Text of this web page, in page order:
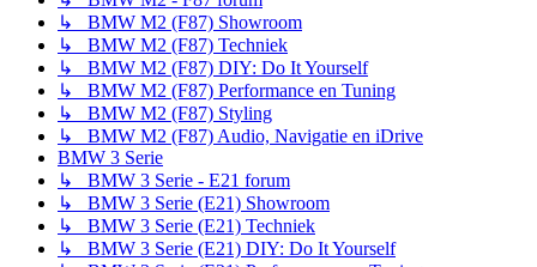
↳ BMW M2 (F87) Showroom
↳ BMW M2 (F87) Techniek
↳ BMW M2 (F87) DIY: Do It Yourself
↳ BMW M2 (F87) Performance en Tuning
↳ BMW M2 (F87) Styling
↳ BMW M2 (F87) Audio, Navigatie en iDrive
BMW 3 Serie
↳ BMW 3 Serie - E21 forum
↳ BMW 3 Serie (E21) Showroom
↳ BMW 3 Serie (E21) Techniek
↳ BMW 3 Serie (E21) DIY: Do It Yourself